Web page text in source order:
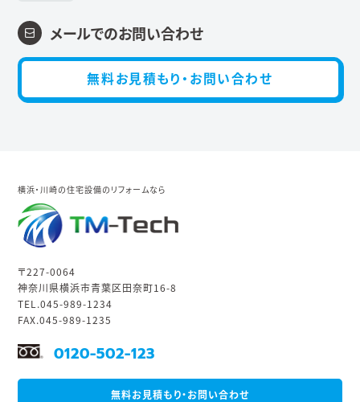
メールでのお問い合わせ
無料お見積もり・お問い合わせ
横浜・川崎の住宅設備のリフォームなら
〒227-0064
神奈川県横浜市青葉区田奈町16-8
TEL.045-989-1234
FAX.045-989-1235
0120-502-123
無料お見積もり・お問い合わせ